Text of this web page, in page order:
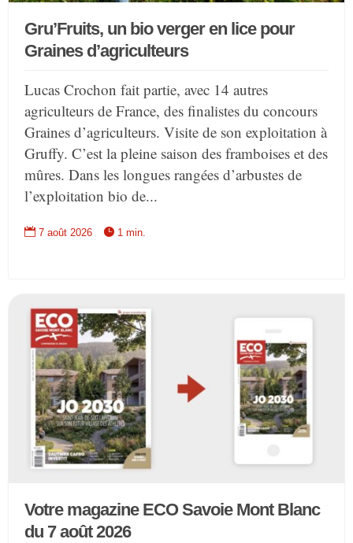
Gru’Fruits, un bio verger en lice pour
Graines d’agriculteurs
Lucas Crochon fait partie, avec 14 autres
agriculteurs de France, des finalistes du concours
Graines d’agriculteurs. Visite de son exploitation à
Gruffy. C’est la pleine saison des framboises et des
mûres. Dans les longues rangées d’arbustes de
l’exploitation bio de...
 7 août 2026  1 min.
Votre magazine ECO Savoie Mont Blanc
du 7 août 2026